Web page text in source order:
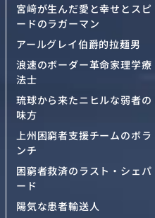
宮﨑が生んだ愛と幸せとスピ
ードのラガーマン
アールグレイ伯爵的拉麺男
浪速のボーダー革命家理学療
法士
琉球から来たニヒルな弱者の
味方
上州困窮者支援チームのボラ
ンチ
困窮者救済のラスト・シェパ
ード
陽気な患者輸送人